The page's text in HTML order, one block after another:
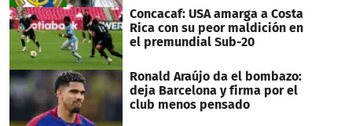
Concacaf: USA amarga a Costa
Rica con su peor maldición en
el premundial Sub-20
Ronald Araújo da el bombazo:
deja Barcelona y firma por el
club menos pensado